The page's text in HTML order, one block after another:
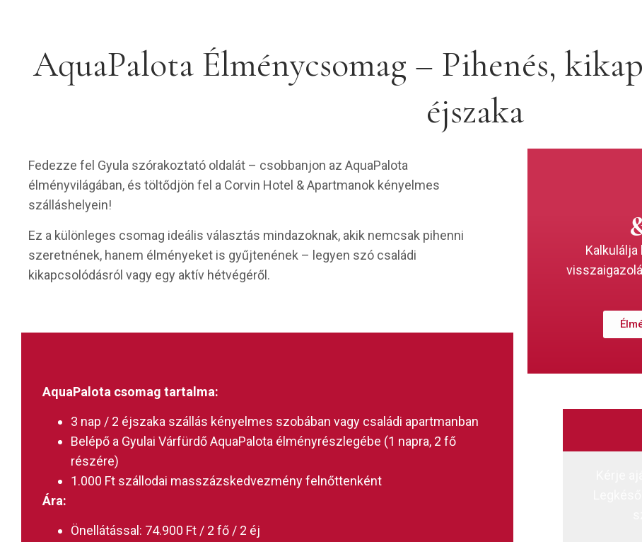
AquaPalota Élménycsomag – Pihenés,
éjszaka
Fedezze fel Gyula szórakoztató oldalát – csobbanjon az AquaPalota
élményvilágában, és töltődjön fel a Corvin Hotel & Apartmanok kényelmes
szálláshelyein!
Ez a különleges csomag ideális választás mindazoknak, akik nemcsak pihenni
szeretnének, hanem élményeket is gyűjtenének – legyen szó családi
kikapcsolódásról vagy egy aktív hétvégéről.
AquaPalota csomag tartalma:
3 nap / 2 éjszaka szállás kényelmes szobában vagy családi apartmanban
Belépő a Gyulai Várfürdő AquaPalota élményrészlegébe (1 napra, 2 fő
részére)
1.000 Ft szállodai masszázskedvezmény felnőttenként
Ára:
Önellátással: 74.900 Ft / 2 fő / 2 éj